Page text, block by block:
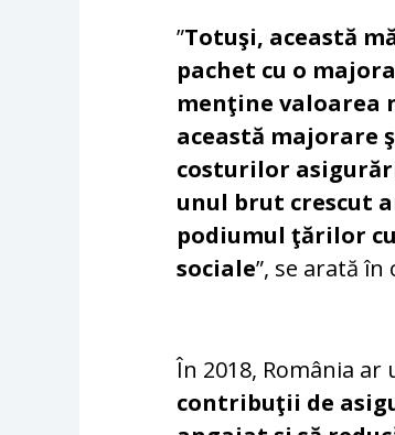
”Totuşi, această
pachet cu o
menţine valoarea
această majorare
costurilor
unul brut crescut
podiumul ţărilor
sociale”, se arată
În 2018, România
contribuţii de